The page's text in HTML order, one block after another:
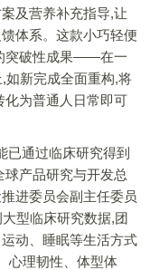
及营养补充指导,让
体系。这款小巧轻便
突破性成果——在一
如新完成全面重构,将
化为普通人日常即可
通过临床研究得到
产品研究与开发总
进委员会副主任委员
型临床研究数据,团
动、睡眠等生活方式
心理韧性、体型体